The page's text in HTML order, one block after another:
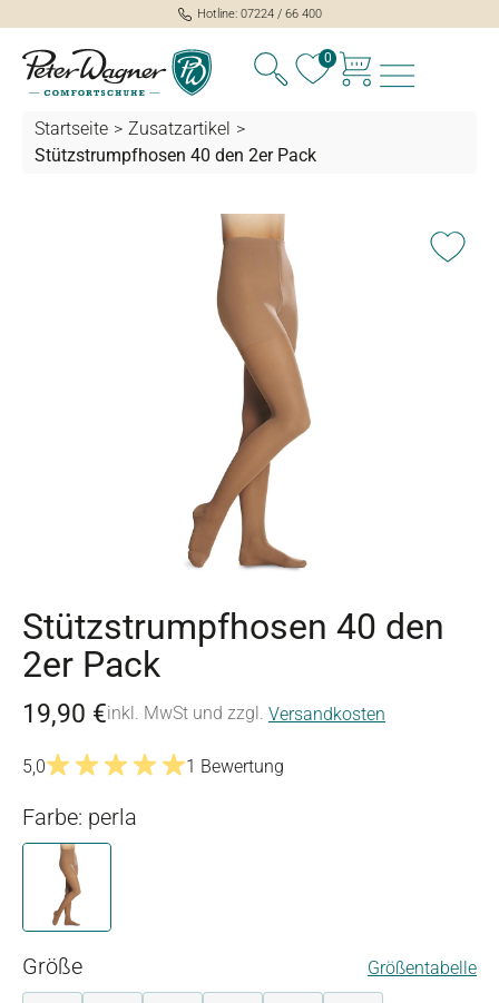
springen
Hotline: 07224 / 66 400
0
Startseite > Zusatzartikel >
Stützstrumpfhosen 40 den 2er Pack
Bildergalerie überspringen
Stützstrumpfhosen 40 den
2er Pack
19,90 €inkl. MwSt und zzgl. Versandkosten
5,0
1 Bewertung
Farbe: perla
perla
Größeauswählen Größentabelle